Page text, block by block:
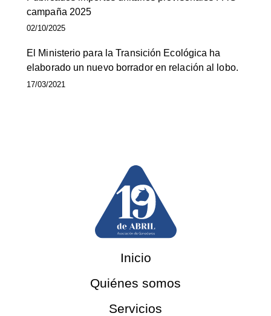
campaña 2025
02/10/2025
El Ministerio para la Transición Ecológica ha
elaborado un nuevo borrador en relación al lobo.
17/03/2021
Inicio
Quiénes somos
Servicios